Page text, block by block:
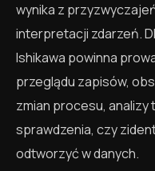
wynika z
interpretacji zdarzeń.
Ishikawa powinna
przeglądu zapisów,
zmian procesu,
sprawdzenia, czy
odtworzyć w danych.